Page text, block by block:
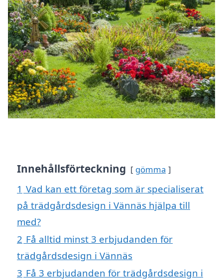
Innehållsförteckning gömma
1 Vad kan ett företag som är specialiserat
på trädgårdsdesign i Vännäs hjälpa till
med?
2 Få alltid minst 3 erbjudanden för
trädgårdsdesign i Vännäs
3 Få 3 erbjudanden för trädgårdsdesign i